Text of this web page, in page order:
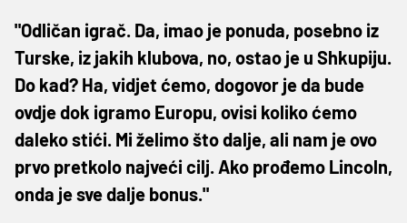
"Odličan igrač. Da, imao je ponuda, posebno iz
Turske, iz jakih klubova, no, ostao je u Shkupiju.
Do kad? Ha, vidjet ćemo, dogovor je da bude
ovdje dok igramo Europu, ovisi koliko ćemo
daleko stići. Mi želimo što dalje, ali nam je ovo
prvo pretkolo najveći cilj. Ako prođemo Lincoln,
onda je sve dalje bonus."